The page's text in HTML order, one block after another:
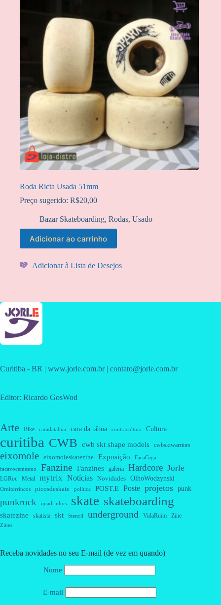
Roda Ricta Usada 51mm
Preço sugerido: R$20,00
Bazar Skateboarding, Rodas, Usado
Adicionar ao carrinho
Adicionar à Lista de Desejos
Curitiba - BR | www.jorle.com.br | contato@jorle.com.br
Editor: Ricardo GosWod
Arte Bike caradatabua cara da tábua contracultura Cultura
curitiba CWB cwb skt shape models cwbsktwarriors
eixomole eixomoleskatezine Exposição FacaCega
facavocemesmo Fanzine Fanzines galeria Hardcore Jorle
LGRoc Metal mytrix Notícias Novidades OlhoWodzynski
Ornitorrincos picosdeskate política POST.E Poste projetos punk
punkrock quadrinhos skate skateboarding
skatezine skatista skt Stencil underground VidaRuim Zine
Zines
Receba novidades no seu E-mail (de vez em quando)
Nome
E-mail